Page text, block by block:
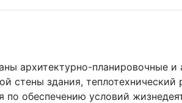
архитектурно-планировочные
стены здания,
обеспечению условий